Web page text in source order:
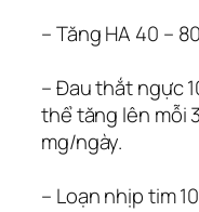
– Tăng HA 40 –
– Ðau thắt ngực
thể tăng lên mỗi
mg/ngày.
– Loạn nhịp tim